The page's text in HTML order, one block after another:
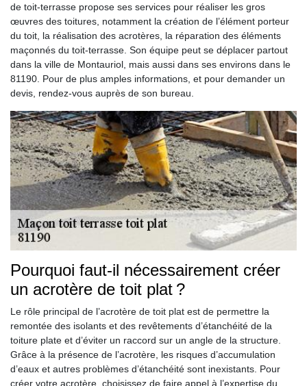
de toit-terrasse propose ses services pour réaliser les gros
œuvres des toitures, notamment la création de l’élément porteur
du toit, la réalisation des acrotères, la réparation des éléments
maçonnés du toit-terrasse. Son équipe peut se déplacer partout
dans la ville de Montauriol, mais aussi dans ses environs dans le
81190. Pour de plus amples informations, et pour demander un
devis, rendez-vous auprès de son bureau.
Pourquoi faut-il nécessairement créer
un acrotère de toit plat ?
Le rôle principal de l’acrotère de toit plat est de permettre la
remontée des isolants et des revêtements d’étanchéité de la
toiture plate et d’éviter un raccord sur un angle de la structure.
Grâce à la présence de l’acrotère, les risques d’accumulation
d’eaux et autres problèmes d’étanchéité sont inexistants. Pour
créer votre acrotère, choisissez de faire appel à l’expertise du